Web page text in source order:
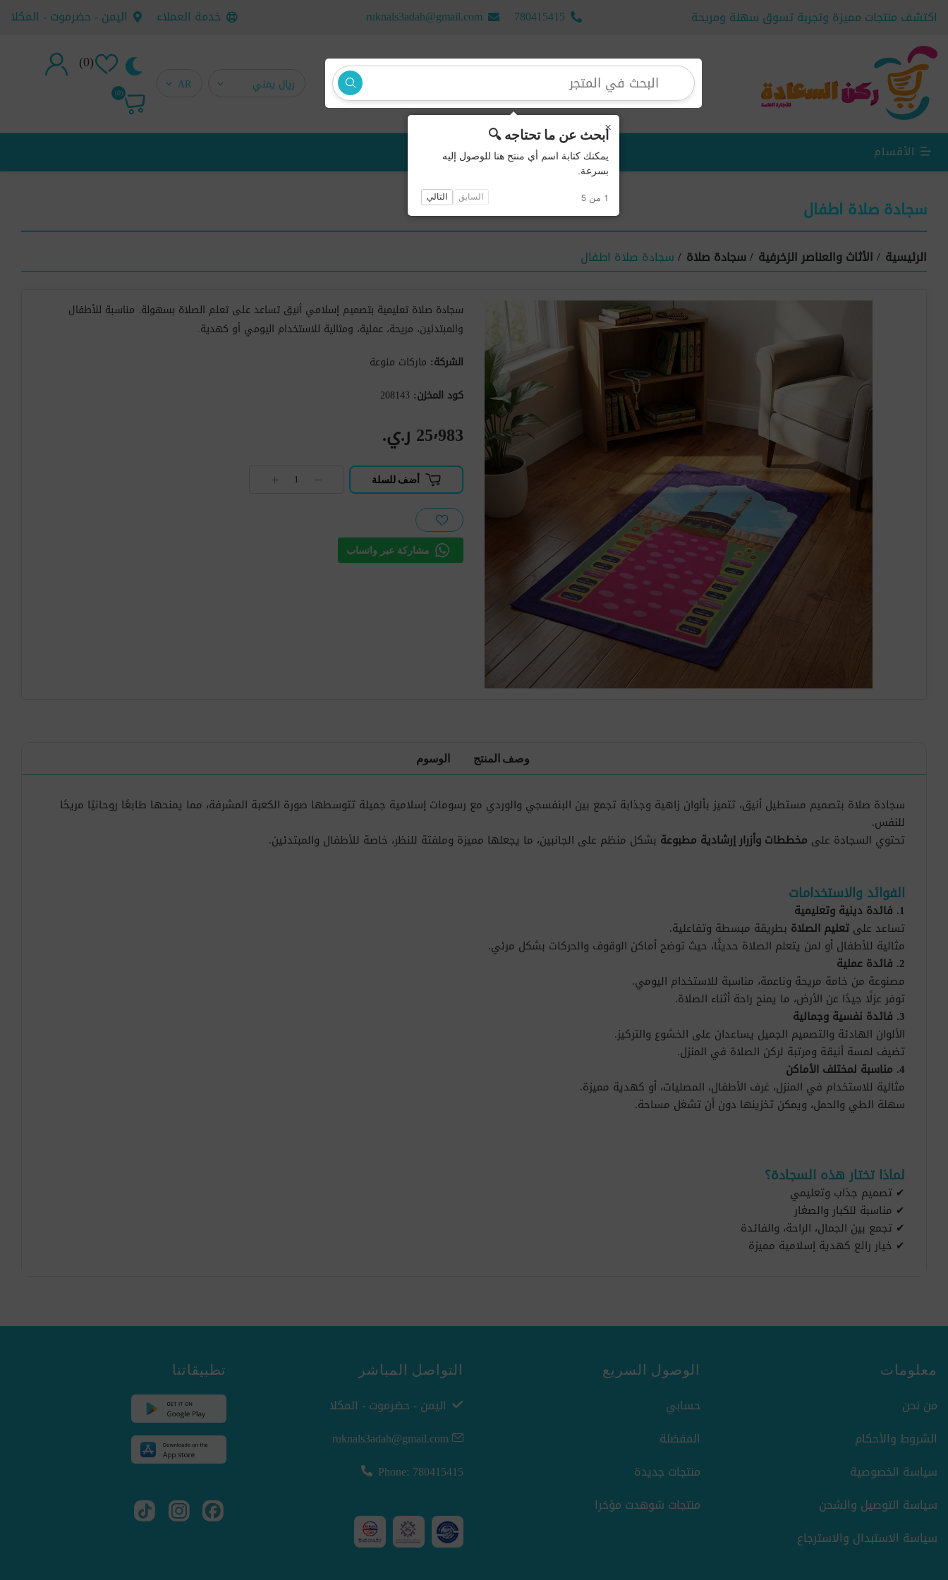
اكتشف منتجات مميزة وتجربة تسوق سهلة ومريحة 780415415
ruknals3adah@gmail.com خدمة العملاء اليمن - حضرموت - المكلا
(0)
تسجيل جديد(0)
الأقسام منتجات جديدة
سجادة صلاة اطفال
الرئيسية /الأثاث والعناصر الزخرفية /سجادة صلاة /سجادة صلاة اطفال
سجادة صلاة تعليمية بتصميم إسلامي أنيق تساعد على تعلم الصلاة بسهولة. مناسبة للأطفال
والمبتدئين، مريحة، عملية، ومثالية للاستخدام اليومي أو كهدية.
الشركة: ماركات منوعة
كود المخزن: 208143
25٬983 ر.ي.‏
أضف للسلة −
+
مشاركة عبر واتساب
وصف المنتج الوسوم
سجادة صلاة بتصميم مستطيل أنيق، تتميز بألوان زاهية وجذابة تجمع بين البنفسجي والوردي مع رسومات إسلامية جميلة تتوسطها صورة الكعبة المشرفة، مما يمنحها طابعًا روحانيًا مريحًا
للنفس.
تحتوي السجادة على مخططات وأزرار إرشادية مطبوعة بشكل منظم على الجانبين، ما يجعلها مميزة وملفتة للنظر، خاصة للأطفال والمبتدئين.
الفوائد والاستخدامات
1. فائدة دينية وتعليمية
تساعد على تعليم الصلاة بطريقة مبسطة وتفاعلية.
مثالية للأطفال أو لمن يتعلم الصلاة حديثًا، حيث توضح أماكن الوقوف والحركات بشكل مرئي.
2. فائدة عملية
مصنوعة من خامة مريحة وناعمة، مناسبة للاستخدام اليومي.
توفر عزلًا جيدًا عن الأرض، ما يمنح راحة أثناء الصلاة.
3. فائدة نفسية وجمالية
الألوان الهادئة والتصميم الجميل يساعدان على الخشوع والتركيز.
تضيف لمسة أنيقة ومرتبة لركن الصلاة في المنزل.
4. مناسبة لمختلف الأماكن
مثالية للاستخدام في المنزل، غرف الأطفال، المصليات، أو كهدية مميزة.
سهلة الطي والحمل، ويمكن تخزينها دون أن تشغل مساحة.
لماذا تختار هذه السجادة؟
✔ تصميم جذاب وتعليمي
✔ مناسبة للكبار والصغار
✔ تجمع بين الجمال، الراحة، والفائدة
✔ خيار رائع كهدية إسلامية مميزة
معلومات
من نحن
الشروط والأحكام
سياسة الخصوصية
سياسة التوصيل والشحن
سياسة الاستبدال والاسترجاع
الوصول السريع
حسابي
المفضلة
منتجات جديدة
منتجات شوهدت مؤخرا
التواصل المباشر
اليمن - حضرموت - المكلا
ruknals3adah@gmail.com
Phone: 780415415
تطبيقاتنا
×ابحث عن ما تحتاجه 🔍
يمكنك كتابة اسم أي منتج هنا للوصول إليه
بسرعة.
1 من 5 السابق التالي